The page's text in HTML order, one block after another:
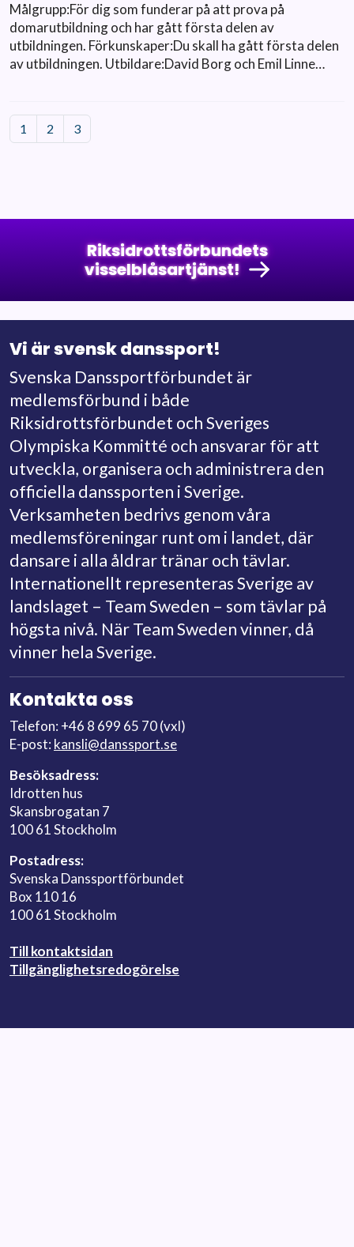
Målgrupp:För dig som funderar på att prova på
domarutbildning och har gått första delen av
utbildningen. Förkunskaper:Du skall ha gått första delen
av utbildningen. Utbildare:David Borg och Emil Linne…
1 2 3
Riksidrottsförbundets
visselblåsartjänst!
Vi är svensk danssport!
Svenska Danssportförbundet är
medlemsförbund i både
Riksidrottsförbundet och Sveriges
Olympiska Kommitté och ansvarar för att
utveckla, organisera och administrera den
officiella danssporten i Sverige.
Verksamheten bedrivs genom våra
medlemsföreningar runt om i landet, där
dansare i alla åldrar tränar och tävlar.
Internationellt representeras Sverige av
landslaget – Team Sweden – som tävlar på
högsta nivå. När Team Sweden vinner, då
vinner hela Sverige.
Kontakta oss
Telefon: +46 8 699 65 70 (vxl)
E-post: kansli@danssport.se
Besöksadress:
Idrotten hus
Skansbrogatan 7
100 61 Stockholm
Postadress:
Svenska Danssportförbundet
Box 110 16
100 61 Stockholm
Till kontaktsidan
Tillgänglighetsredogörelse